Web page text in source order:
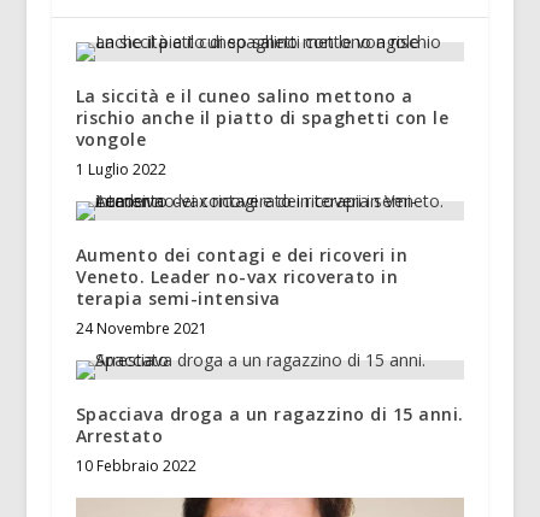
La siccità e il cuneo salino mettono a
rischio anche il piatto di spaghetti con le
vongole
1 Luglio 2022
Aumento dei contagi e dei ricoveri in
Veneto. Leader no-vax ricoverato in
terapia semi-intensiva
24 Novembre 2021
Spacciava droga a un ragazzino di 15 anni.
Arrestato
10 Febbraio 2022